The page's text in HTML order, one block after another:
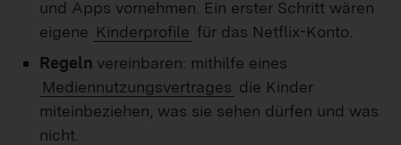
und Apps vornehmen. Ein erster Schritt wären
eigene Kinderprofile für das Netflix-Konto.
Regeln vereinbaren: mithilfe eines
Mediennutzungsvertrages die Kinder
miteinbeziehen, was sie sehen dürfen und was
nicht.